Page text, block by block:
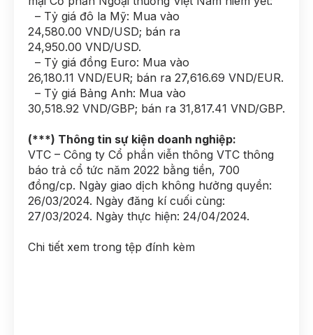
– Tỷ giá đô la Mỹ: Mua vào
24,580.00 VND/USD; bán ra
24,950.00 VND/USD.
– Tỷ giá đồng Euro: Mua vào
26,180.11 VND/EUR; bán ra 27,616.69 VND/EUR.
– Tỷ giá Bảng Anh: Mua vào
30,518.92 VND/GBP; bán ra 31,817.41 VND/GBP.
(***) Thông tin sự kiện doanh nghiệp:
VTC – Công ty Cổ phần viễn thông VTC thông
báo trả cổ tức năm 2022 bằng tiền, 700
đồng/cp. Ngày giao dịch không hưởng quyền:
26/03/2024. Ngày đăng kí cuối cùng:
27/03/2024. Ngày thực hiện: 24/04/2024.
Chi tiết xem trong tệp đính kèm